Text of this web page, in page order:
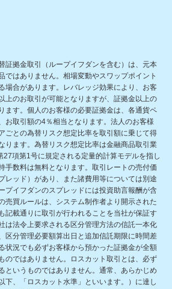
証拠金取引（ループイフダンを含む）は、元本
ではありません。相場変動やスワップポイント
場合があります。レバレッジ効果により、お客
上のお取引が可能となりますが、証拠金以上の
ます。個人のお客様の必要証拠金は、各通貨ペ
お取引額の4％相当となります。法人のお客様
ごとの為替リスク想定比率を取引額に乗じて得
ります。為替リスク想定比率は金融商品取引業
27項第1号に規定される定量的計算モデルを指し
手数料は無料となります。取引レートの売付価
レッド）があり、また諸費用等については別途
プイフダンのスプレッドには投資助言報酬が含
売買ルールは、システム制作者より開示された
記載通りに取引が行われることを当社が保証す
は法令上要求される区分管理方法の信託一本化
区分管理必要額算出日と追加信託期限に時間差
状況でも必ずお客様から預かった証拠金が全額
のではありません。ロスカット取引とは、必ず
というものではありません。通常、あらかじめ
下、「ロスカット水準」といいます。）に達し